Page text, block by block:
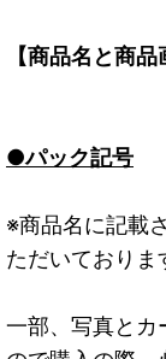
【商品名と商品
●パック記号
※商品名に記載
ただいておりま
一部、写真とカ